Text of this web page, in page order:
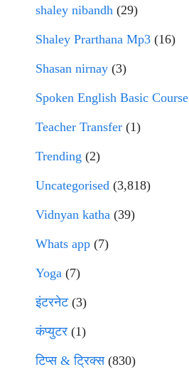
shaley nibandh (29)
Shaley Prarthana Mp3 (16)
Shasan nirnay (3)
Spoken English Basic Course
Teacher Transfer (1)
Trending (2)
Uncategorised (3,818)
Vidnyan katha (39)
Whats app (7)
Yoga (7)
इंटरनेट(3)
कंप्युटर (1)
टिप्स & ट्रिक्स(830)